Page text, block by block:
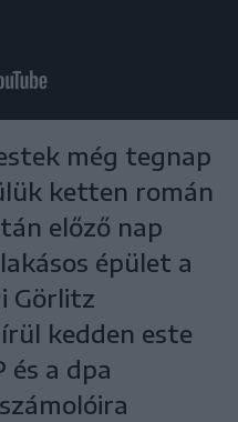
még tegnap
ketten román
előző nap
épület a
Görlitz
kedden este
és a dpa